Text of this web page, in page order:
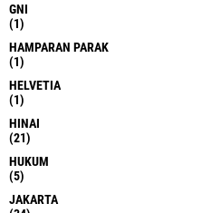
GNI
(1)
HAMPARAN PARAK
(1)
HELVETIA
(1)
HINAI
(21)
HUKUM
(5)
JAKARTA